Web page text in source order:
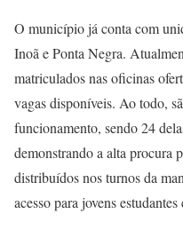
O município já conta com
Inoã e Ponta Negra.
matriculados nas oficinas
vagas disponíveis. Ao todo,
funcionamento, sendo 24
demonstrando a alta procura
distribuídos nos turnos da
acesso para jovens